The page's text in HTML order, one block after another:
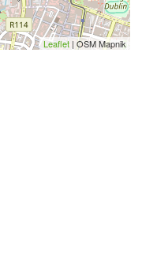
Leaflet | OSM Mapnik